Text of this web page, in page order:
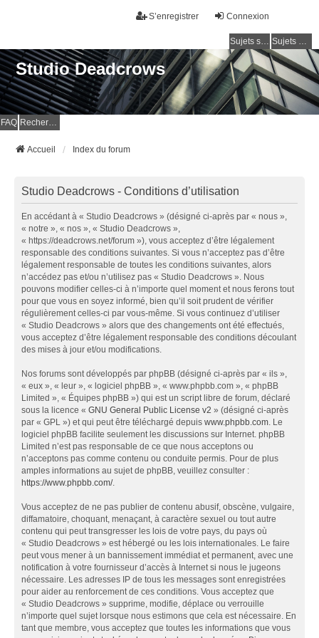
Connexion
S’enregistrer
Sujets sans réponse Sujets actifs
Studio Deadcrows
FAQ Rechercher
Accueil Index du forum
Studio Deadcrows - Conditions d’utilisation
En accédant à « Studio Deadcrows » (désigné ci-après par « nous »,
« notre », « nos », « Studio Deadcrows »,
« https://deadcrows.net/forum »), vous acceptez d’être légalement
responsable des conditions suivantes. Si vous n’acceptez pas d’être
légalement responsable de toutes les conditions suivantes, alors
n’accédez pas et/ou n’utilisez pas « Studio Deadcrows ». Nous
pouvons modifier celles-ci à n’importe quel moment et nous ferons tout
pour que vous en soyez informé, bien qu’il soit prudent de vérifier
régulièrement celles-ci par vous-même. Si vous continuez d’utiliser
« Studio Deadcrows » alors que des changements ont été effectués,
vous acceptez d’être légalement responsable des conditions découlant
des mises à jour et/ou modifications.
Nos forums sont développés par phpBB (désigné ci-après par « ils »,
« eux », « leur », « logiciel phpBB », « www.phpbb.com », « phpBB
Limited », « Équipes phpBB ») qui est un script libre de forum, déclaré
sous la licence « GNU General Public License v2 » (désigné ci-après
par « GPL ») et qui peut être téléchargé depuis www.phpbb.com. Le
logiciel phpBB facilite seulement les discussions sur Internet. phpBB
Limited n’est pas responsable de ce que nous acceptons ou
n’acceptons pas comme contenu ou conduite permis. Pour de plus
amples informations au sujet de phpBB, veuillez consulter :
https://www.phpbb.com/.
Vous acceptez de ne pas publier de contenu abusif, obscène, vulgaire,
diffamatoire, choquant, menaçant, à caractère sexuel ou tout autre
contenu qui peut transgresser les lois de votre pays, du pays où
« Studio Deadcrows » est hébergé ou les lois internationales. Le faire
peut vous mener à un bannissement immédiat et permanent, avec une
notification à votre fournisseur d’accès à Internet si nous le jugeons
nécessaire. Les adresses IP de tous les messages sont enregistrées
pour aider au renforcement de ces conditions. Vous acceptez que
« Studio Deadcrows » supprime, modifie, déplace ou verrouille
n’importe quel sujet lorsque nous estimons que cela est nécessaire. En
tant que membre, vous acceptez que toutes les informations que vous